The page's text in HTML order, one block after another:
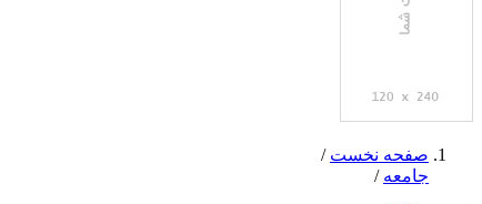
صفحه نخست /
جامعه /